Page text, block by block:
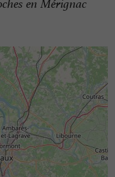
en Mérignac